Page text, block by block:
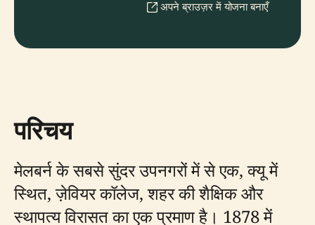
अपने ब्राउज़र में योजना बनाएँ
परिचय
मेलबर्न के सबसे सुंदर उपनगरों में से एक, क्यू में
स्थित, ज़ेवियर कॉलेज, शहर की शैक्षिक और
स्थापत्य विरासत का एक प्रमाण है। 1878 में